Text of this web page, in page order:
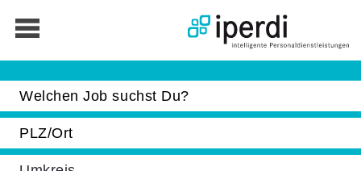
Bewerber
Unternehmen
Über iperdi